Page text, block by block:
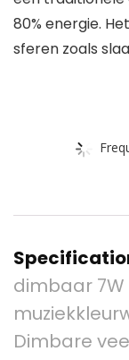
80% energie.
sferen zoals
dimbaar 7W
Dimbare